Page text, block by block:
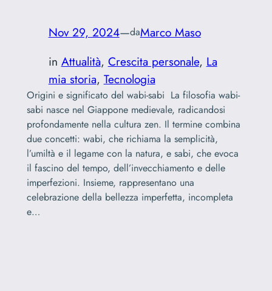
Nov 29, 2024—daMarco Maso
in Attualità, Crescita personale, La
mia storia, Tecnologia
Origini e significato del wabi-sabi La filosofia wabi-
sabi nasce nel Giappone medievale, radicandosi
profondamente nella cultura zen. Il termine combina
due concetti: wabi, che richiama la semplicità,
l’umiltà e il legame con la natura, e sabi, che evoca
il fascino del tempo, dell’invecchiamento e delle
imperfezioni. Insieme, rappresentano una
celebrazione della bellezza imperfetta, incompleta
e…